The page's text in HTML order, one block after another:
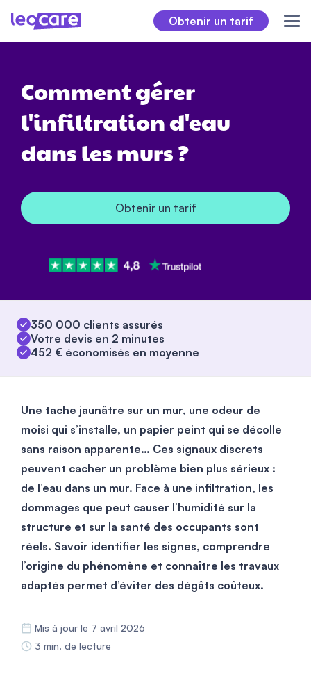
Obtenir un tarif
Comment gérer
l'infiltration d'eau
dans les murs ?
Obtenir un tarif
350 000 clients assurés
Votre devis en 2 minutes
452 € économisés en moyenne
Une tache jaunâtre sur un mur, une odeur de
moisi qui s’installe, un papier peint qui se décolle
sans raison apparente… Ces signaux discrets
peuvent cacher un problème bien plus sérieux :
de l’eau dans un mur. Face à une infiltration, les
dommages que peut causer l’humidité sur la
structure et sur la santé des occupants sont
réels. Savoir identifier les signes, comprendre
l’origine du phénomène et connaître les travaux
adaptés permet d’éviter des dégâts coûteux.
Mis à jour le 7 avril 2026
3 min. de lecture